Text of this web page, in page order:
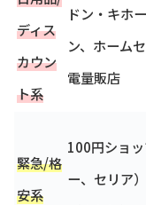
ディス
カウン
ト系
ドン・キホ
ン、ホーム
電量販店
緊急/格
安系
100円ショ
ー、セリア